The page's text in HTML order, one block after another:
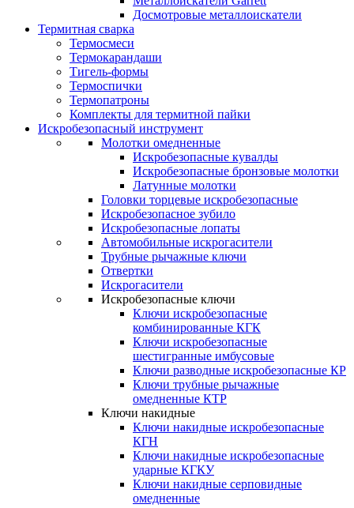
Досмотровые металлоискатели
Термитная сварка
Термосмеси
Термокарандаши
Тигель-формы
Термоспички
Термопатроны
Комплекты для термитной пайки
Искробезопасный инструмент
Молотки омедненные
Искробезопасные кувалды
Искробезопасные бронзовые молотки
Латунные молотки
Головки торцевые искробезопасные
Искробезопасное зубило
Искробезопасные лопаты
Автомобильные искрогасители
Трубные рычажные ключи
Отвертки
Искрогасители
Искробезопасные ключи
Ключи искробезопасные
комбинированные КГК
Ключи искробезопасные
шестигранные имбусовые
Ключи разводные искробезопасные КР
Ключи трубные рычажные
омедненные КТР
Ключи накидные
Ключи накидные искробезопасные
КГН
Ключи накидные искробезопасные
ударные КГКУ
Ключи накидные серповидные
омедненные